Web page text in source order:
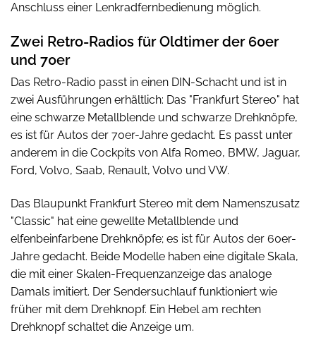
Anschluss einer Lenkradfernbedienung möglich.
Zwei Retro-Radios für Oldtimer der 60er
und 70er
Das Retro-Radio passt in einen DIN-Schacht und ist in
zwei Ausführungen erhältlich: Das "Frankfurt Stereo" hat
eine schwarze Metallblende und schwarze Drehknöpfe,
es ist für Autos der 70er-Jahre gedacht. Es passt unter
anderem in die Cockpits von Alfa Romeo, BMW, Jaguar,
Ford, Volvo, Saab, Renault, Volvo und VW.
Das Blaupunkt Frankfurt Stereo mit dem Namenszusatz
"Classic" hat eine gewellte Metallblende und
elfenbeinfarbene Drehknöpfe; es ist für Autos der 60er-
Jahre gedacht. Beide Modelle haben eine digitale Skala,
die mit einer Skalen-Frequenzanzeige das analoge
Damals imitiert. Der Sendersuchlauf funktioniert wie
früher mit dem Drehknopf. Ein Hebel am rechten
Drehknopf schaltet die Anzeige um.